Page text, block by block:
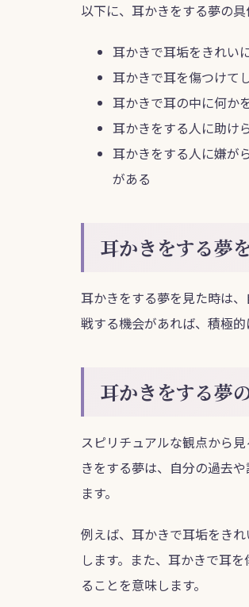
以下に、耳かきをする夢の
耳かきで耳垢をきれい
耳かきで耳を傷つけて
耳かきで耳の中に何か
耳かきをする人に助け
耳かきをする人に嫌が
がある
耳かきをする夢
耳かきをする夢を見た時は
戦する機会があれば、積極
耳かきをする夢
スピリチュアルな観点から
きをする夢は、自分の過去
ます。
例えば、耳かきで耳垢をき
します。また、耳かきで耳
ることを意味します。